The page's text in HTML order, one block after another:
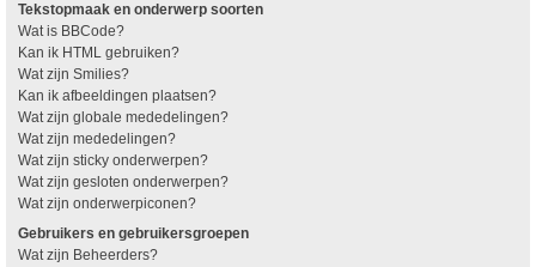
Tekstopmaak en onderwerp soorten
Wat is BBCode?
Kan ik HTML gebruiken?
Wat zijn Smilies?
Kan ik afbeeldingen plaatsen?
Wat zijn globale mededelingen?
Wat zijn mededelingen?
Wat zijn sticky onderwerpen?
Wat zijn gesloten onderwerpen?
Wat zijn onderwerpiconen?
Gebruikers en gebruikersgroepen
Wat zijn Beheerders?